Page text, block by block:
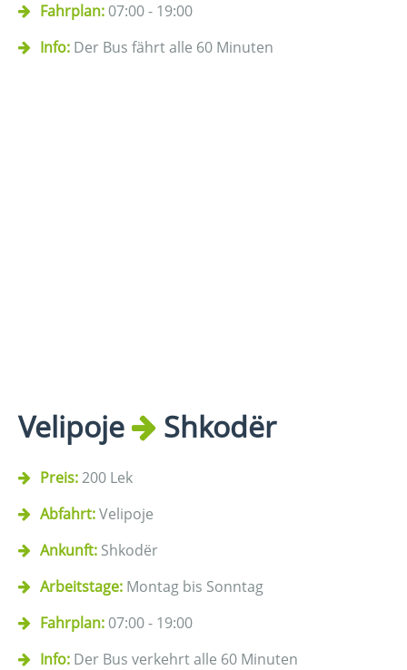
Fahrplan: 07:00 - 19:00
Info: Der Bus fährt alle 60 Minuten
Velipoje Shkodër
Preis:200 Lek
Abfahrt:Velipoje
Ankunft: Shkodër
Arbeitstage: Montag bis Sonntag
Fahrplan: 07:00 - 19:00
Info: Der Bus verkehrt alle 60 Minuten